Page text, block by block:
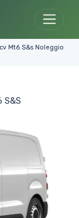
Mt6 S&s Noleggio
S&S